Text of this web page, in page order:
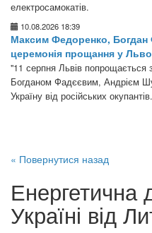
електросамокатів.
10.08.2026 18:39
Максим Федоренко,
церемонія прощання у
"11 серпня Львів
Богданом Фадєєвим, Андрієм
Україну від російських окупантів.
« Повернутися назад
Енергетична
Україні від